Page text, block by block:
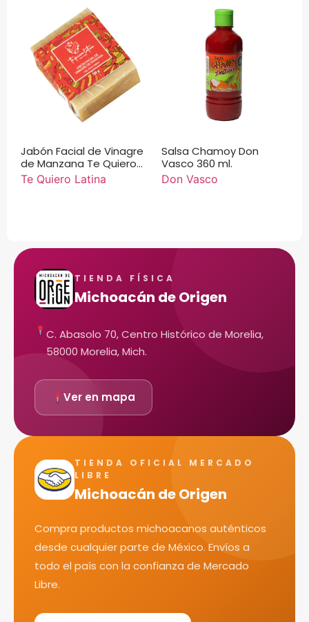
Jabón Facial de Vinagre
de Manzana Te Quiero
Latina 110 g
Te Quiero Latina
Salsa Chamoy Don
Vasco 360 ml.
Don Vasco
TIENDA FÍSICA
Michoacán de Origen
C. Abasolo 70, Centro Histórico de Morelia,
58000 Morelia, Mich.
Ver en mapa
TIENDA OFICIAL MERCADO
LIBRE
Michoacán de Origen
Compra productos michoacanos auténticos
desde cualquier parte de México. Envíos a
todo el país con la confianza de Mercado
Libre.